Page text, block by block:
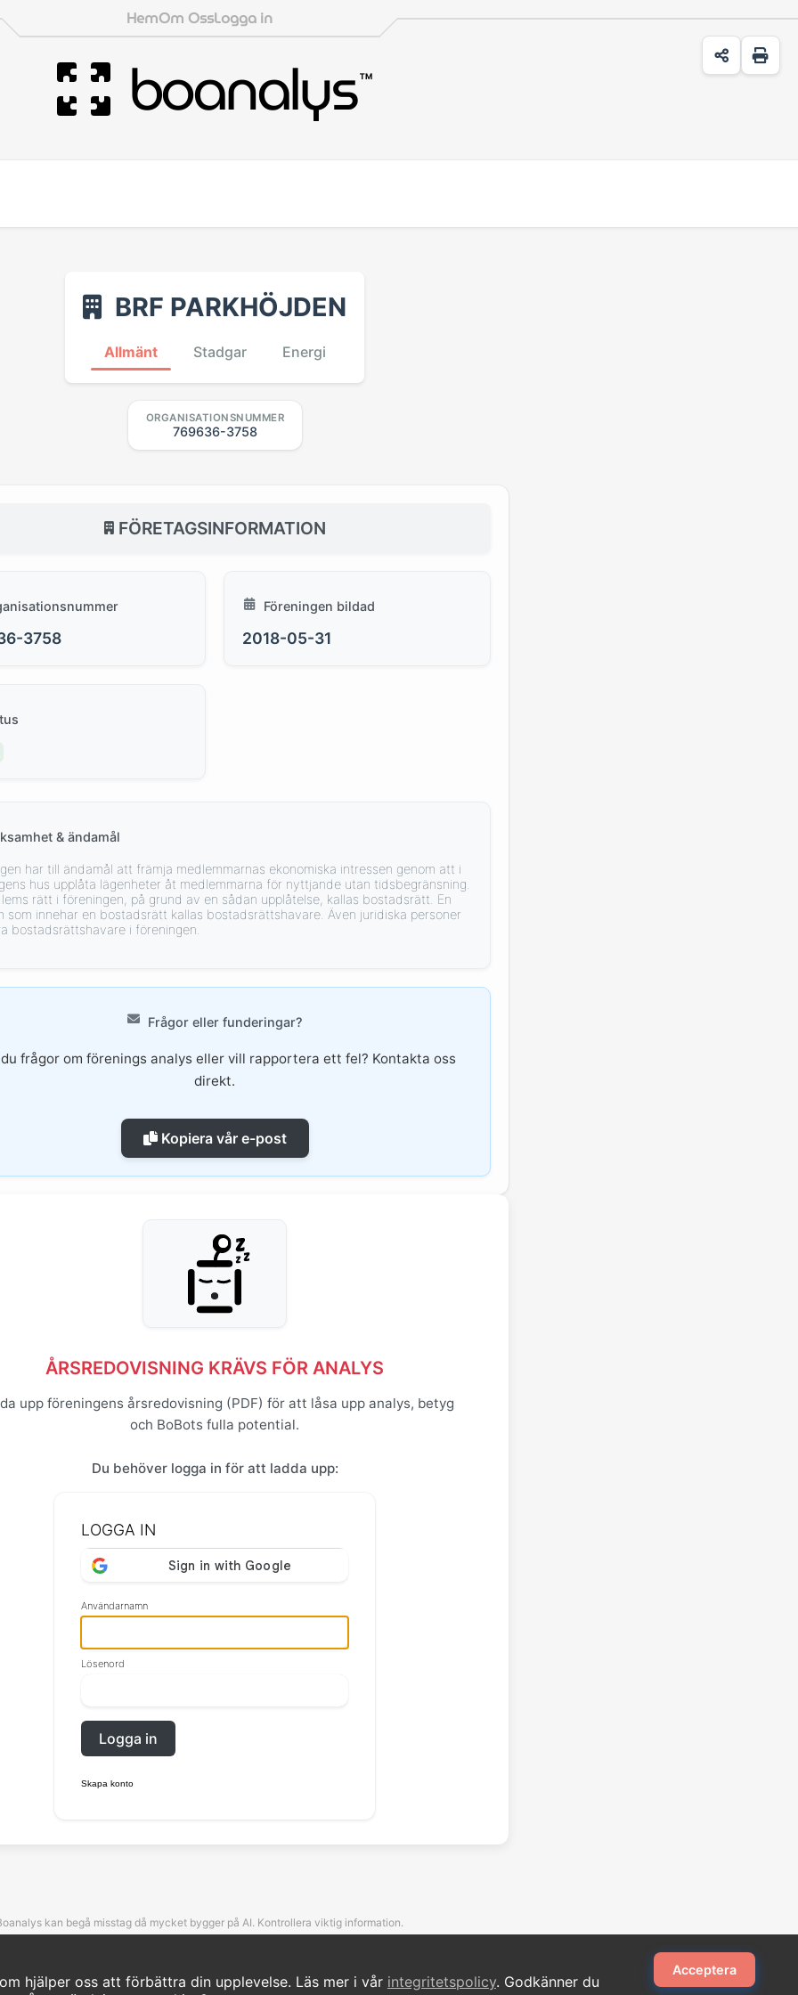
HemOm OssLogga in
hjälper oss att förbättra din upplevelse. Läs mer i vår integritetspolicy. Godkänner du
Acceptera
boanalys™
BRF PARKHÖJDEN
Allmänt Stadgar Energi
ORGANISATIONSNUMMER
769636-3758
FÖRETAGSINFORMATION
3758
Föreningen bildad
2018-05-31
& ändamål
har till ändamål att främja medlemmarnas ekonomiska intressen genom att i
hus upplåta lägenheter åt medlemmarna för nyttjande utan tidsbegränsning.
rätt i föreningen, på grund av en sådan upplåtelse, kallas bostadsrätt. En
som innehar en bostadsrätt kallas bostadsrättshavare. Även juridiska personer
bostadsrättshavare i föreningen.
Frågor eller funderingar?
frågor om förenings analys eller vill rapportera ett fel? Kontakta oss
direkt.
Kopiera vår e-post
ÅRSREDOVISNING KRÄVS FÖR ANALYS
upp föreningens årsredovisning (PDF) för att låsa upp analys, betyg
och BoBots fulla potential.
Du behöver logga in för att ladda upp:
LOGGA IN
Användarnamn
Lösenord
Logga in
Skapa konto
kan begå misstag då mycket bygger på AI. Kontrollera viktig information.
©Boanalys. All rights reserved.